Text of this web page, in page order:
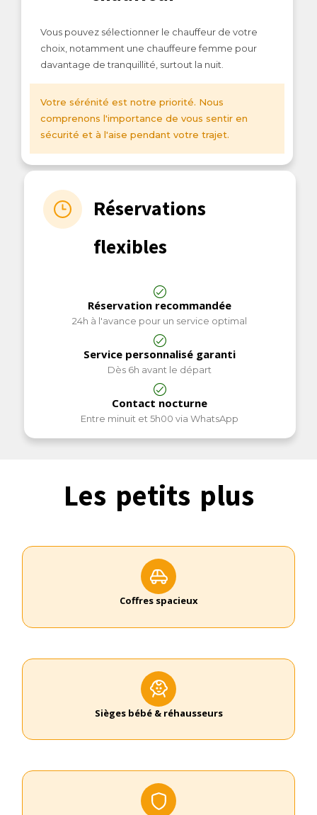
Vous pouvez sélectionner le chauffeur de votre
choix, notamment une chauffeure femme pour
davantage de tranquillité, surtout la nuit.
Votre sérénité est notre priorité. Nous
comprenons l'importance de vous sentir en
sécurité et à l'aise pendant votre trajet.
Réservations
flexibles
Réservation recommandée
24h à l'avance pour un service optimal
Service personnalisé garanti
Dès 6h avant le départ
Contact nocturne
Entre minuit et 5h00 via WhatsApp
Les petits plus
Coffres spacieux
Sièges bébé & réhausseurs